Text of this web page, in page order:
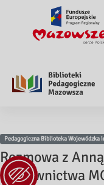
Pedagogiczna Biblioteka
Rozmowa z
Wydawnictwa